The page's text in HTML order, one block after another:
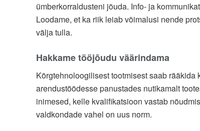
ümberkorraldusteni jõuda. Info- ja
Loodame, et ka riik leiab võimalusi nende
välja tulla.
Hakkame tööjõudu väärindama
Kõrgtehnoloogilisest tootmisest saab
arendustöödesse panustades nutikamalt
inimesed, kelle kvalifikatsioon vastab
valdkondade vahel on uus norm.